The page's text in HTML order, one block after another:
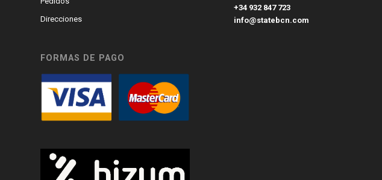
Direcciones
FORMAS DE PAGO
+34 932 847 723
info@statebcn.com